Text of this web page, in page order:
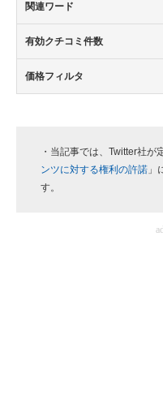
関連ワード
有効クチコミ件数
価格フィルタ
・当記事では、Twitter社が
ンツに対する権利の許諾 」
す。